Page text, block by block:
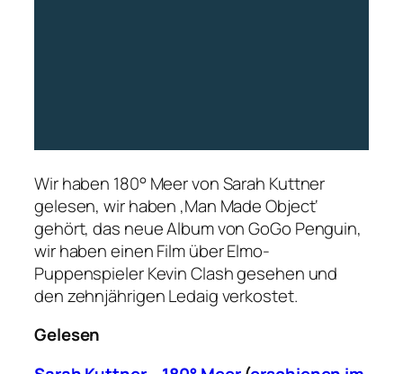
Wir haben 180° Meer von Sarah Kuttner
gelesen, wir haben ‚Man Made Object‘
gehört, das neue Album von GoGo Penguin,
wir haben einen Film über Elmo-
Puppenspieler Kevin Clash gesehen und
den zehnjährigen Ledaig verkostet.
Gelesen